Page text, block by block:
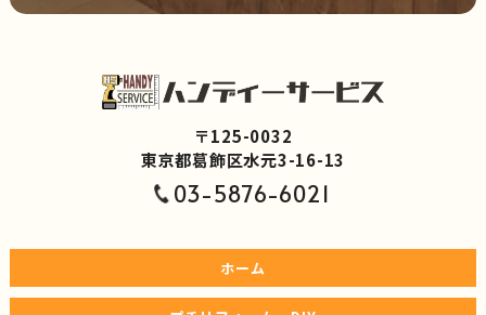
〒125-0032
東京都葛飾区水元3-16-13
03-5876-6021
ホーム